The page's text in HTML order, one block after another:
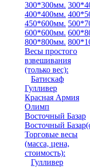
300*300мм.
400*400мм.
450*600мм.
600*600мм.
800*800мм.
Весы простого
взвешивания
(только вес):
Батискаф
Гулливер
Красная Армия
Олимп
Восточный Базар
Восточный
Торговые весы
(масса, цена,
стоимость):
Гулливер